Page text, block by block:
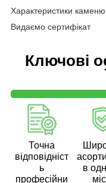
Характеристики
Видаємо сертифікат
Ключові
Точна
відповідніст
ь
професійни
в